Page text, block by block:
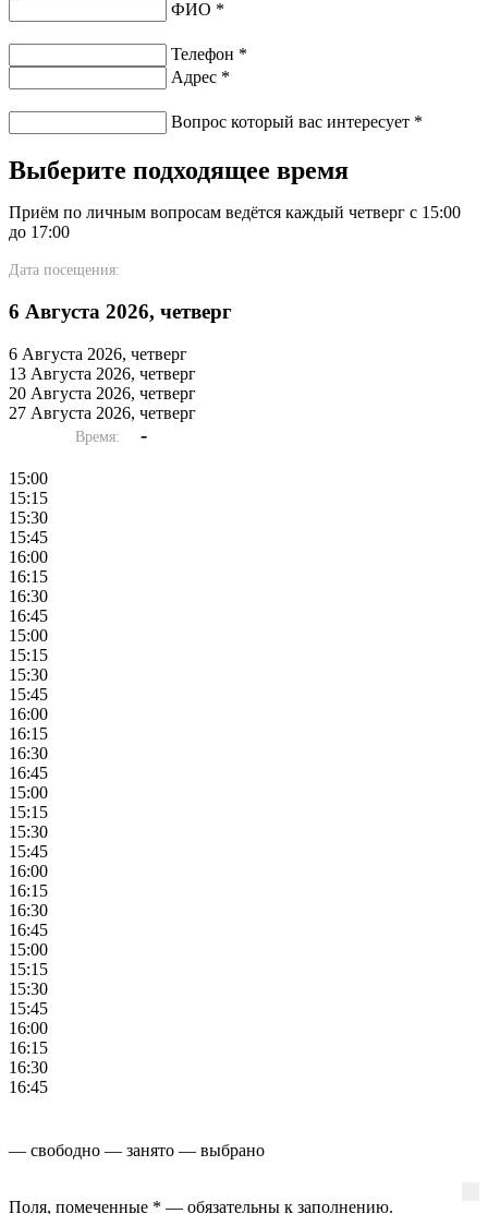
ФИО *
Телефон *
Адрес *
Вопрос который вас интересует *
Выберите подходящее время
Приём по личным вопросам ведётся каждый четверг с 15:00
до 17:00
Дата посещения:
6 Августа 2026, четверг
6 Августа 2026, четверг
13 Августа 2026, четверг
20 Августа 2026, четверг
27 Августа 2026, четверг
Время: -
15:00
15:15
15:30
15:45
16:00
16:15
16:30
16:45
15:00
15:15
15:30
15:45
16:00
16:15
16:30
16:45
15:00
15:15
15:30
15:45
16:00
16:15
16:30
16:45
15:00
15:15
15:30
15:45
16:00
16:15
16:30
16:45
— свободно — занято — выбрано
Поля, помеченные * — обязательны к заполнению.